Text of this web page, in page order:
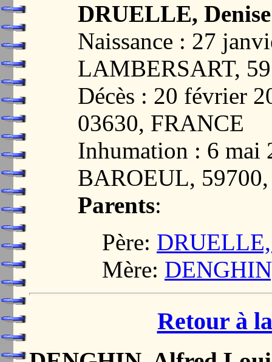
DRUELLE,
Naissance : 27
LAMBERSART,
Décès : 20 février
03630, FRANCE
Inhumation : 6 mai
BAROEUL,
Parents:
Père:
Mère:
Retour à